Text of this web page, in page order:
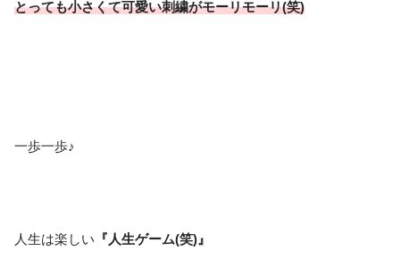
とっても小さくて可愛い刺繍がモーリモーリ(笑)
一歩一歩♪
人生は楽しい 『人生ゲーム(笑)』